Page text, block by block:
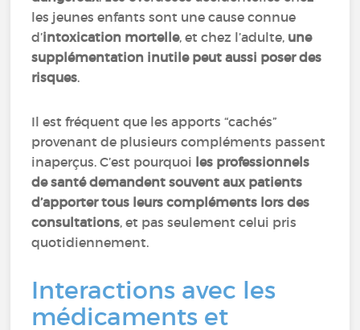
les jeunes enfants sont une cause connue
d’intoxication mortelle, et chez l’adulte, une
supplémentation inutile peut aussi poser des
risques.
Il est fréquent que les apports “cachés”
provenant de plusieurs compléments passent
inaperçus. C’est pourquoi les professionnels
de santé demandent souvent aux patients
d’apporter tous leurs compléments lors des
consultations, et pas seulement celui pris
quotidiennement.
Interactions avec les
médicaments et